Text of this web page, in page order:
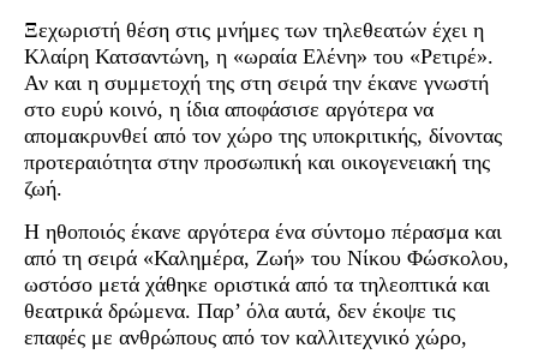
Ξεχωριστή θέση στις μνήμες των τηλεθεατών έχει η
Κλαίρη Κατσαντώνη, η «ωραία Ελένη» του «Ρετιρέ».
Αν και η συμμετοχή της στη σειρά την έκανε γνωστή
στο ευρύ κοινό, η ίδια αποφάσισε αργότερα να
απομακρυνθεί από τον χώρο της υποκριτικής, δίνοντας
προτεραιότητα στην προσωπική και οικογενειακή της
ζωή.
Η ηθοποιός έκανε αργότερα ένα σύντομο πέρασμα και
από τη σειρά «Καλημέρα, Ζωή» του Νίκου Φώσκολου,
ωστόσο μετά χάθηκε οριστικά από τα τηλεοπτικά και
θεατρικά δρώμενα. Παρ’ όλα αυτά, δεν έκοψε τις
επαφές με ανθρώπους από τον καλλιτεχνικό χώρο,